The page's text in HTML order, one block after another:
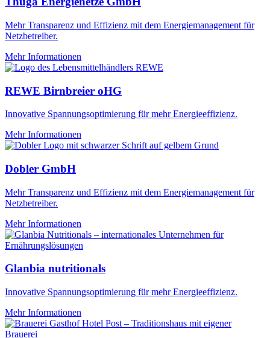
Mehr Transparenz und Effizienz mit dem Energiemanagement für
Netzbetreiber.
Mehr Informationen
REWE Birnbreier oHG
Innovative Spannungsoptimierung für mehr Energieeffizienz.
Mehr Informationen
Dobler GmbH
Mehr Transparenz und Effizienz mit dem Energiemanagement für
Netzbetreiber.
Mehr Informationen
Glanbia nutritionals
Innovative Spannungsoptimierung für mehr Energieeffizienz.
Mehr Informationen